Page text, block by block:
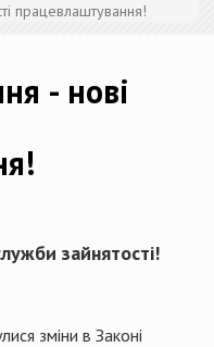
працевлаштування!
- нові
зайнятості!
зміни в Законі